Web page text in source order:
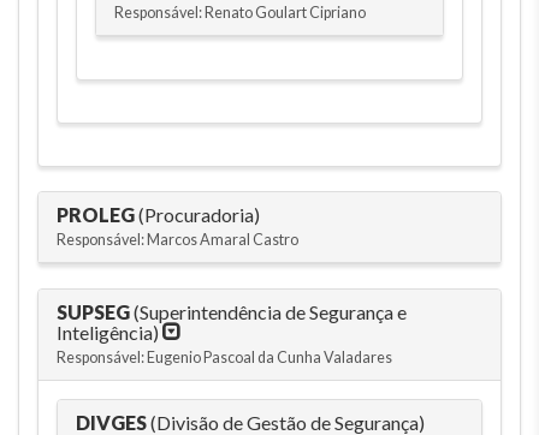
Responsável: Renato Goulart Cipriano
PROLEG(Procuradoria)
Responsável: Marcos Amaral Castro
SUPSEG(Superintendência de Segurança e
Inteligência)
Responsável: Eugenio Pascoal da Cunha Valadares
DIVGES(Divisão de Gestão de Segurança)